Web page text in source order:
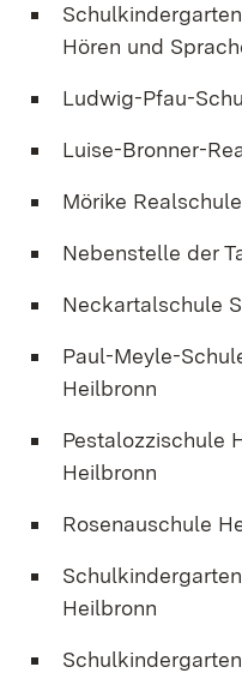
Hören und
Ludwig-Pfau-
Luise-Bronner-
Mörike
Nebenstelle der
Neckartalschule
Paul-Meyle-
Heilbronn
Pestalozzischule
Heilbronn
Rosenauschule
Heilbronn